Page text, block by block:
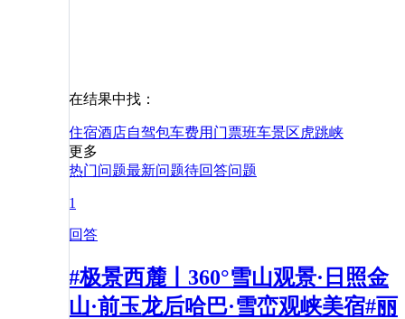
在结果中找：
住宿酒店自驾包车费用 门票班车景区虎跳峡
更多
热门问题最新问题待回答问题
1
回答
#极景西麓丨360°雪山观景·日照金
山·前玉龙后哈巴·雪峦观峡美宿#丽